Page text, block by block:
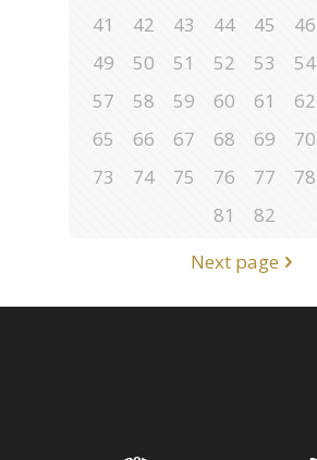
41
42 43 44 45 46
49
50 51 52 53 54
57
58 59 60 61 62
65
66 67 68 69 70
73
74 75 76 77 78
81
82
Next page